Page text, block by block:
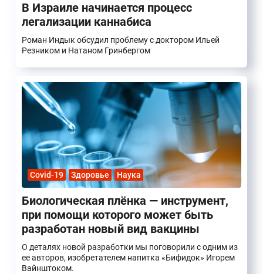
В Израиле начинается процесс
легализации каннабиса
Роман Индык обсудил проблему с доктором Ильей
Резником и Натаном Гринбергом
Covid-19 Здоровье Наука
Биологическая плёнка — инструмент,
при помощи которого может быть
разработан новый вид вакцины
О деталях новой разработки мы поговорили с одним из
ее авторов, изобретателем напитка «‎Бифидок» Игорем
Вайнштоком.